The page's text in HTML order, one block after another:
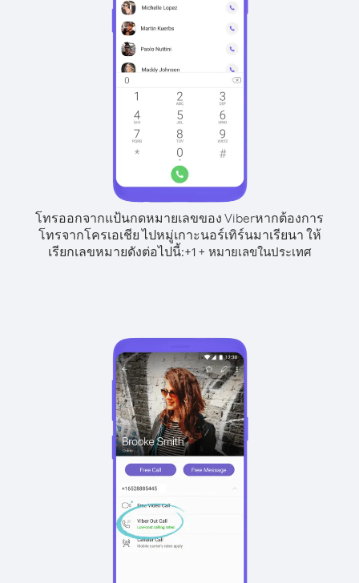
โทรออกจากแป้นกดหมายเลขของ Viberหากต้องการ
โทรจากโครเอเชีย ไปหมู่เกาะนอร์เทิร์นมาเรียนา ให้
เรียกเลขหมายดังต่อไปนี้:+1+ หมายเลขในประเทศ